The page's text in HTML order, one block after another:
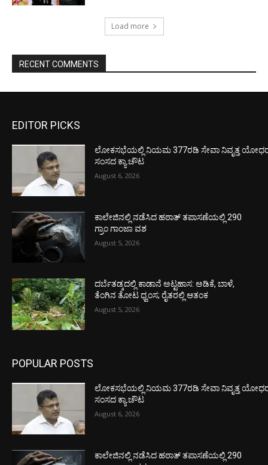
Load more
RECENT COMMENTS
EDITOR PICKS
ಲೋಕಸಭೆಯಲ್ಲಿ ನಿಯಮ 377ರಡಿ ಸೇವಾ ನಿವೃತ್ತ
ಸಂಸದ ಕ್ಯಾ.ಚೌಟ
August 6, 2026
ಕಾಲೇಜಿನಲ್ಲಿ ನಡೆಸಿದ ಹಠಾತ್ ತಪಾಸಣೆಯಲ್ಲಿ 290
ಗ್ರಾಂ ಗಾಂಜಾ ವಶ
August 5, 2026
ದರ್ಬೆತಡ್ಕದಲ್ಲಿ ಕಾಡಾನೆ ಅಟ್ಟಹಾಸ: ಅಡಿಕೆ, ಬಾಳೆ,
ತೆಂಗಿನ ತೋಟ ಧ್ವಂಸ; ರೈತರಲ್ಲಿ ಆತಂಕ
August 5, 2026
POPULAR POSTS
ಲೋಕಸಭೆಯಲ್ಲಿ ನಿಯಮ 377ರಡಿ ಸೇವಾ ನಿವೃತ್ತ
ಸಂಸದ ಕ್ಯಾ.ಚೌಟ
August 6, 2026
ಕಾಲೇಜಿನಲ್ಲಿ ನಡೆಸಿದ ಹಠಾತ್ ತಪಾಸಣೆಯಲ್ಲಿ 290